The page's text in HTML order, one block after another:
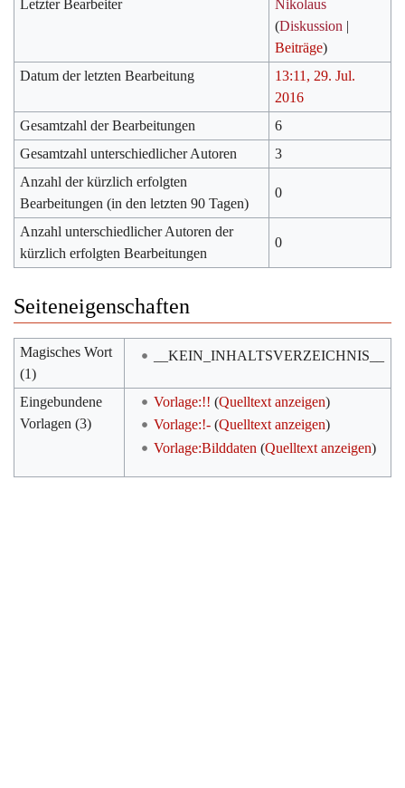
Letzter Bearbeiter
Nikolaus
(Diskussion |
Beiträge)
Datum der letzten Bearbeitung
13:11, 29. Jul.
2016
Gesamtzahl der Bearbeitungen
6
Gesamtzahl unterschiedlicher Autoren
3
Anzahl der kürzlich erfolgten
Bearbeitungen (in den letzten 90 Tagen)
0
Anzahl unterschiedlicher Autoren der
kürzlich erfolgten Bearbeitungen
0
Seiteneigenschaften
Magisches Wort
(1)
__KEIN_INHALTSVERZEICHNIS__
Eingebundene
Vorlagen (3)
Vorlage:!! (Quelltext anzeigen)
Vorlage:!- (Quelltext anzeigen)
Vorlage:Bilddaten (Quelltext anzeigen)